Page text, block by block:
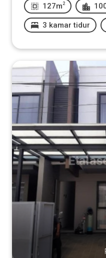
Tampilkan
127m 2
3 kamar tidur